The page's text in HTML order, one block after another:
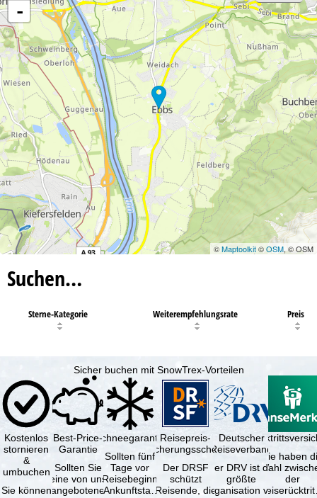
-
©Maptoolkit©OSM, © OSM
Suchen…
Sterne-Kategorie Weiterempfehlungsrate Preis
Sicher buchen mit SnowTrex-Vorteilen
Kostenlos
stornieren
&
umbuchen
Sie können
Best-Price-
Garantie
Sollten Sie
eine von uns
angebotene
Schneegarantie
Sollten fünf
Tage vor
Reisebeginn
(Ankunftstag)
Reisepreis-
Sicherungsschein
Der DRSF
schützt
Reisende, die
Deutscher
Reiseverband
Der DRV ist die
größte
Organisation von
Sie haben
Wahl
der